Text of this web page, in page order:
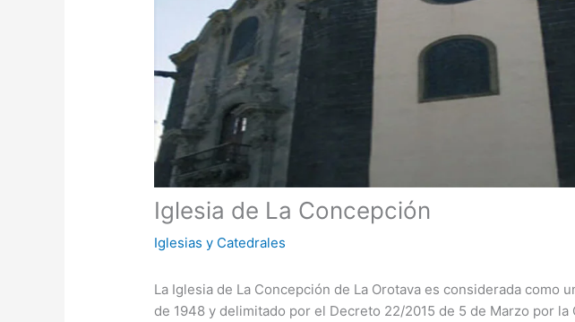
Iglesia de La Concepción
Iglesias y Catedrales
La Iglesia de La Concepción de La Orotava es considerada como
de 1948 y delimitado por el Decreto 22/2015 de 5 de Marzo por